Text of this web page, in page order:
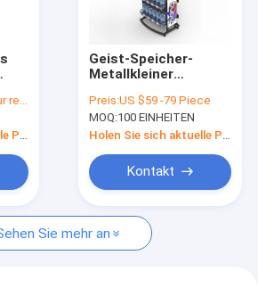
Geist-Speicher-
Metallkleiner
Monster-Energie-
Getränk-
Präsentationsständer
Preis:US $59 -79 Piece
MOQ:100 EINHEITEN
Kontakt
Sie mehr an